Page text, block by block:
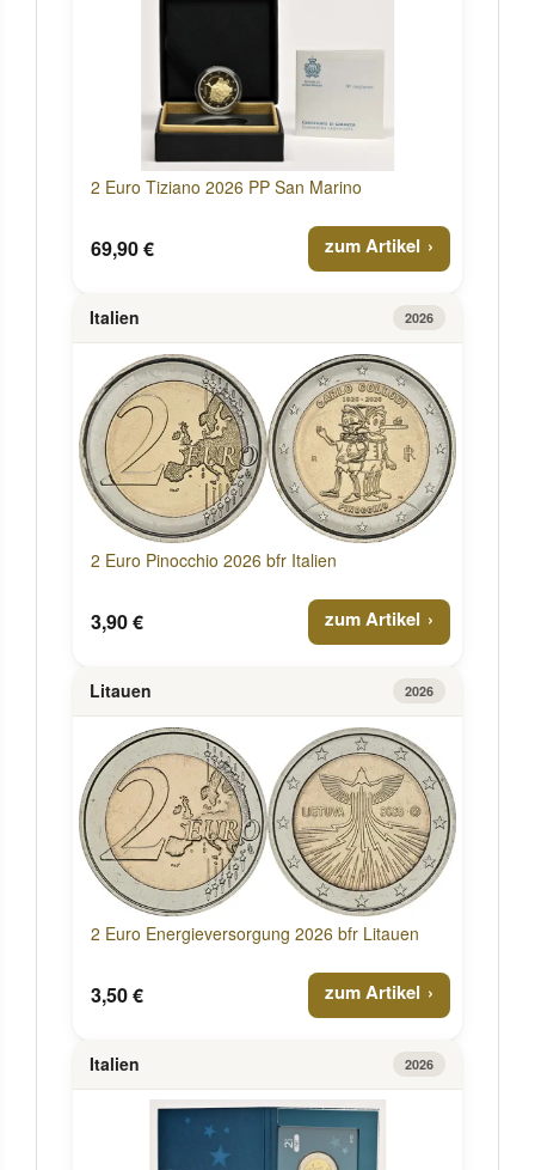
2 Euro Tiziano 2026 PP San Marino
69,90 € zum Artikel
Italien 2026
2 Euro Pinocchio 2026 bfr Italien
3,90 € zum Artikel
Litauen 2026
2 Euro Energieversorgung 2026 bfr Litauen
3,50 € zum Artikel
Italien 2026